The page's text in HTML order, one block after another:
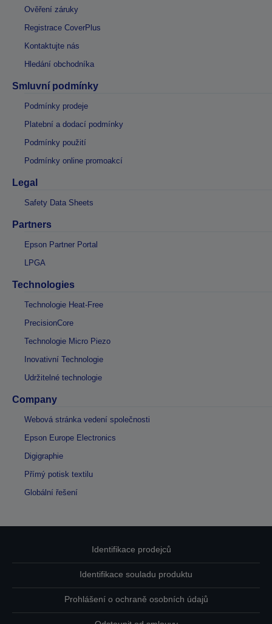
Ověření záruky
Registrace CoverPlus
Kontaktujte nás
Hledání obchodníka
Smluvní podmínky
Podmínky prodeje
Platební a dodací podmínky
Podmínky použití
Podmínky online promoakcí
Legal
Safety Data Sheets
Partners
Epson Partner Portal
LPGA
Technologies
Technologie Heat-Free
PrecisionCore
Technologie Micro Piezo
Inovativní Technologie
Udržitelné technologie
Company
Webová stránka vedení společnosti
Epson Europe Electronics
Digigraphie
Přímý potisk textilu
Globální řešení
Identifikace prodejců
Identifikace souladu produktu
Prohlášení o ochraně osobních údajů